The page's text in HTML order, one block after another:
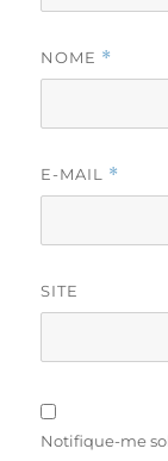
NOME *
E-MAIL *
SITE
Notifique-me